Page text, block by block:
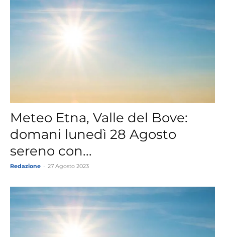
Meteo Etna, Valle del Bove:
domani lunedì 28 Agosto
sereno con...
Redazione 27 Agosto 2023